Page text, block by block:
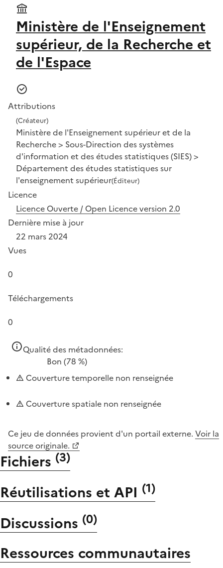
Ministère de l'Enseignement
supérieur, de la Recherche et
de l'Espace
Attributions
(Créateur)
Ministère de l'Enseignement supérieur et de la
Recherche > Sous-Direction des systèmes
d'information et des études statistiques (SIES) >
Département des études statistiques sur
l'enseignement supérieur(Éditeur)
Licence
Licence Ouverte / Open Licence version 2.0
Dernière mise à jour
22 mars 2024
Vues
0
Téléchargements
0
Qualité des métadonnées:
Bon (78 %)
Couverture temporelle non renseignée
Couverture spatiale non renseignée
Ce jeu de données provient d'un portail externe. Voir la
source originale.
Fichiers (3)
Réutilisations et API (1)
Discussions (0)
Ressources communautaires